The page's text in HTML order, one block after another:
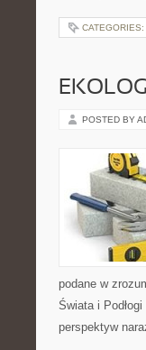
CATEGORIES:
POSTED BY
podane w
Świata i
perspektyw